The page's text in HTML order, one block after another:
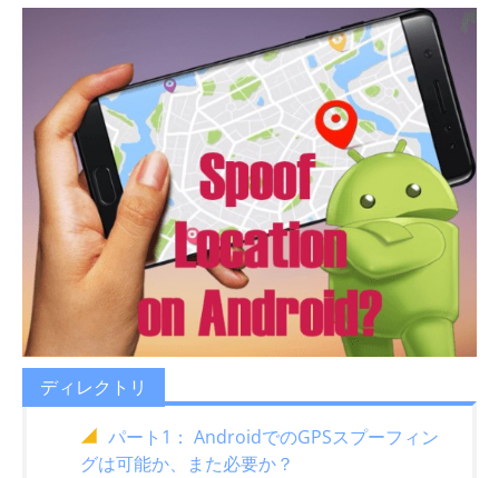
ディレクトリ
パート1： AndroidでのGPSスプーフィン
グは可能か、また必要か？